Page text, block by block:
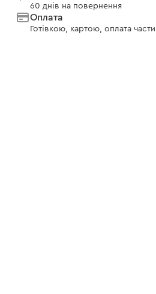
60 днів на повернення
Оплата
Готівкою, картою, оплата